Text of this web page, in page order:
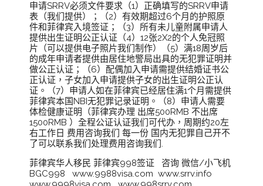
申请SRRV必须文件要求（1）正确填写的SRRV申请
表（我们提供）；（2）有效期超过6个月的护照原
件和菲律宾入境签证；（3）所有未儿童附属申请人
提供出生证明公正认证（4）12张2X2的个人免冠照
片（可以提供电子照片我们制作）（5）满18周岁后
的成年申请者提供由居住地警局出具的无犯罪证明并
做公正认证；（6）配偶加入申请需提供结婚证书公
正认证，子女加入申请提供子女的出生证明公正认
证。（7）申请人如在菲律宾已经居住满1个月需提供
菲律宾本国NBI无犯罪记录证明。（8）申请人需要
体检健康证明（菲律宾办理 出席500RMB 不出席
1500RMB ）全程公证认证我们可代办，周期约20左
右工作日 费用咨询我们 每一份 国内无犯罪自己开不
了可以联系我们处理费用咨询我们.
菲律宾华人移民 菲律宾998签证 咨询 微信/小飞机
BGC998 www.9988visa.com www.srrv.info